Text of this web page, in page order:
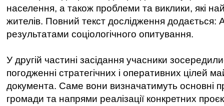
населення, а також проблеми та виклики, які
жителів. Повний текст дослідження додається:
результатами соціологічного опитування.
У другій частині засідання учасники
погодженні стратегічних і оперативних цілей
документа. Саме вони визначатимуть основні
громади та напрями реалізації конкретних